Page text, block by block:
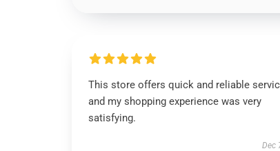
This store offers quick and reliable
and my shopping experience was very
satisfying.
Dec